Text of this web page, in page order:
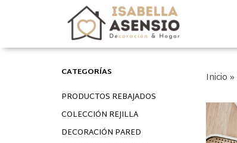
CATEGORÍAS
PRODUCTOS REBAJADOS
COLECCIÓN REJILLA
DECORACIÓN PARED
Inicio »